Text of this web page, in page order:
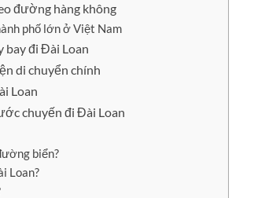
đường hàng không
phố lớn ở Việt Nam
bay đi Đài Loan
di chuyển chính
Loan
chuyến đi Đài Loan
biển?
Loan?